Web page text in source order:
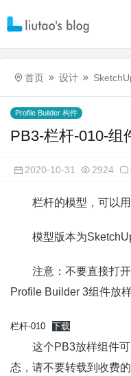
首页 设计
Profile Builder 构件
PB3-栏杆-010-组
2020-10-31 2924
栏杆的模型，可以
模型版本为
注意：不要直接打
Profile Builder 3组件放
栏杆-010 下载
这个PB3放样组件
态，请不要转载到收费